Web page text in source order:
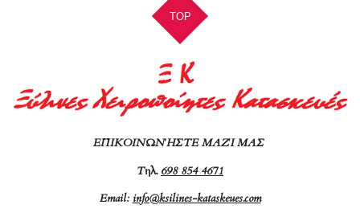
TOP
ΕΠΙΚΟΙΝΩΝΉΣΤΕ ΜΑΖΊ ΜΑΣ
Τηλ. 698 854 4671
Email: info@ksilines-kataskeues.com